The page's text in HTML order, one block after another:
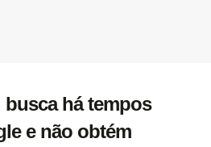
há tempos
e não obtém